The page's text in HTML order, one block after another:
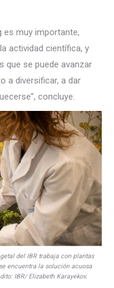
es muy importante,
actividad científica, y
que se puede avanzar
a diversificar, a dar
concluye.
del IBR trabaja con plantas
encuentra la solución acuosa
IBR/ Elizabeth Karayekov.